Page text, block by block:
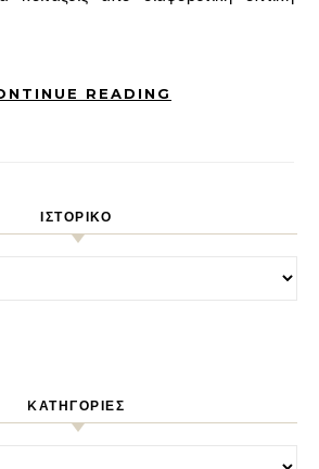
READING
ΙΣΤΟΡΙΚΌ
KΑΤΗΓΟΡΊΕΣ